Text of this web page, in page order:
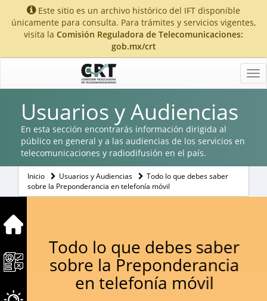
Este sitio es un archivo histórico del IFT disponible
únicamente para consulta. Para trámites y servicios vigentes,
visita la Comisión Reguladora de Telecomunicaciones:
gob.mx/crt
Usuarios y Audiencias
En esta sección encontrarás información dirigida al
público en general y a las audiencias de los servicios en
telecomunicaciones y radiodifusión en el país.
Inicio Usuarios y Audiencias
Todo lo que debes saber
sobre la Preponderancia en telefonía móvil
Todo lo que debes saber
sobre la Preponderancia
en telefonía móvil